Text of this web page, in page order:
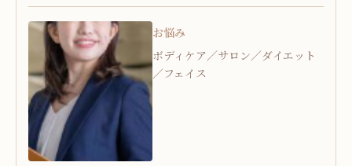
お悩み
ボディケア／サロン／ダイエット
／フェイス